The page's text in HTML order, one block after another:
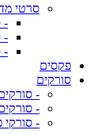
סרטי
-
-
-
פקסים
סורקים
-
-
- סורקי